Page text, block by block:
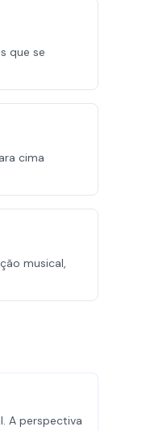
que se
cima
musical,
A perspectiva